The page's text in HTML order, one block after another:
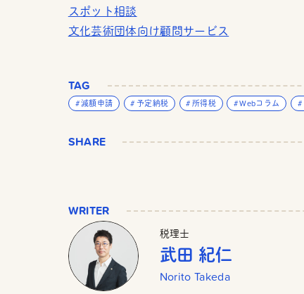
スポット相談
文化芸術団体向け顧問サービス
TAG
減額申請 予定納税 所得税 Webコラム
SHARE
WRITER
税理士
武田 紀仁
Norito Takeda